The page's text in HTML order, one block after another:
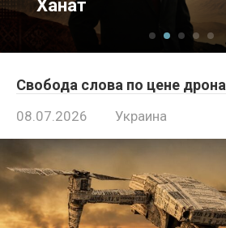
Ханат
Свобода слова по цене дрона
08.07.2026 Украина